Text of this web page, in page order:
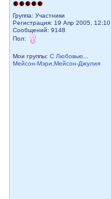
Группа: Участники
Регистрация: 19 Апр 2005, 12:10
Сообщений: 9148
Пол:
Мои группы:С Любовью...
Мейсон-Мэри,Мейсон-Джулия